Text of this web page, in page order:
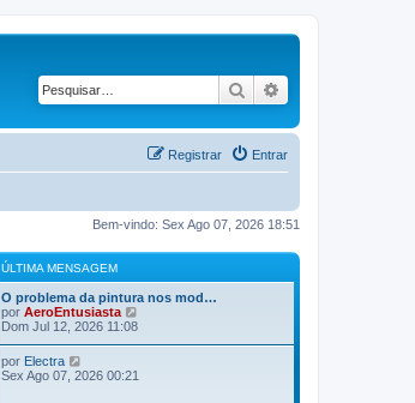
Pesquisar
Entrar
Registrar
Bem-vindo: Sex Ago 07, 2026 18:51
ÚLTIMA MENSAGEM
O problema da pintura nos mod…
por AeroEntusiasta
t
Dom Jul 12, 2026 11:08
por Electra
e
Sex Ago 07, 2026 00:21